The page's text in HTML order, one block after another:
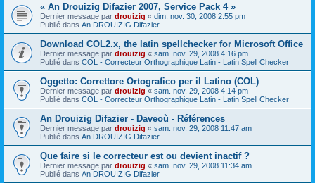
« An Drouizig Difazier 2007, Service Pack 4 »
Dernier message par drouizig « dim. nov. 30, 2008 2:55 pm
Publié dans An DROUIZIG Difazier
Download COL2.x, the latin spellchecker for Microsoft Office
Dernier message par drouizig « sam. nov. 29, 2008 4:16 pm
Publié dans COL - Correcteur Orthographique Latin - Latin Spell Checker
Oggetto: Correttore Ortografico per il Latino (COL)
Dernier message par drouizig « sam. nov. 29, 2008 4:14 pm
Publié dans COL - Correcteur Orthographique Latin - Latin Spell Checker
An Drouizig Difazier - Daveoù - Références
Dernier message par drouizig « sam. nov. 29, 2008 11:47 am
Publié dans An DROUIZIG Difazier
Que faire si le correcteur est ou devient inactif ?
Dernier message par drouizig « sam. nov. 29, 2008 11:34 am
Publié dans An DROUIZIG Difazier